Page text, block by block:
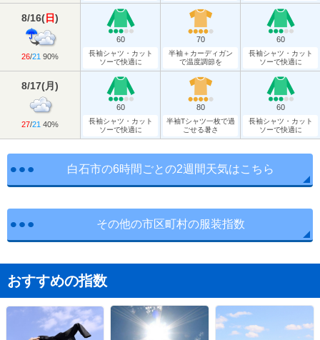
8/16(日)
26/21 90%
60
長袖シャツ・カット
ソーで快適に
70
半袖＋カーディガン
で温度調節を
60
長袖シャツ・カット
ソーで快適に
8/17(月 )
27/21 40%
60
長袖シャツ・カット
ソーで快適に
80
半袖Tシャツ一枚で過
ごせる暑さ
60
長袖シャツ・カット
ソーで快適に
白石市の6時間ごとの2週間天気はこちら
その他の市区町村の服装指数
おすすめの指数